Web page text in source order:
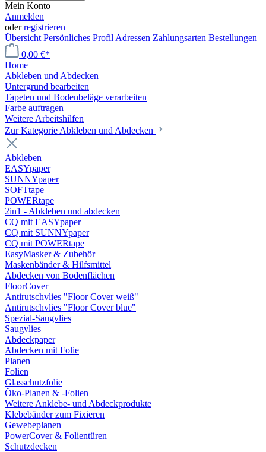
Mein Konto
Anmelden
oderregistrieren
Übersicht Persönliches Profil Adressen Zahlungsarten Bestellungen
0,00 €*
Home
Abkleben und Abdecken
Untergrund bearbeiten
Tapeten und Bodenbeläge verarbeiten
Farbe auftragen
Weitere Arbeitshilfen
Zur Kategorie Abkleben und Abdecken
Abkleben
EASYpaper
SUNNYpaper
SOFTtape
POWERtape
2in1 - Abkleben und abdecken
CQ mit EASYpaper
CQ mit SUNNYpaper
CQ mit POWERtape
EasyMasker & Zubehör
Maskenbänder & Hilfsmittel
Abdecken von Bodenflächen
FloorCover
Antirutschvlies "Floor Cover weiß"
Antirutschvlies "Floor Cover blue"
Spezial-Saugvlies
Saugvlies
Abdeckpaper
Abdecken mit Folie
Planen
Folien
Glasschutzfolie
Öko-Planen & -Folien
Weitere Anklebe- und Abdeckprodukte
Klebebänder zum Fixieren
Gewebeplanen
PowerCover & Folientüren
Schutzdecken